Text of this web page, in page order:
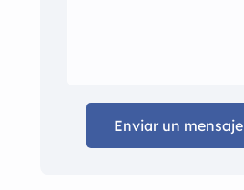
Enviar un mensaje